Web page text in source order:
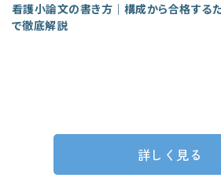
看護小論文の書き方｜構成から合格する
で徹底解説
詳しく見る